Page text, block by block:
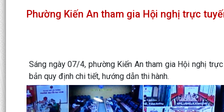
Phường Kiến An tham gia Hội nghị trực
Sáng ngày 07/4, phường Kiến An tham gia Hội nghị
bản quy định chi tiết, hướng dẫn thi hành.